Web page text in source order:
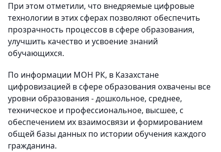
При этом отметили, что внедряемые цифровые
технологии в этих сферах позволяют обеспечить
прозрачность процессов в сфере образования,
улучшить качество и усвоение знаний
обучающихся.
По информации МОН РК, в Казахстане
цифровизацией в сфере образования охвачены все
уровни образования - дошкольное, среднее,
техническое и профессиональное, высшее, с
обеспечением их взаимосвязи и формированием
общей базы данных по истории обучения каждого
гражданина.